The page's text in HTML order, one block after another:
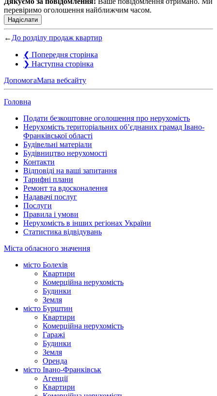
перевіримо оголошення найближчим часом.
Надіслати
← До розділу продаж квартир
❮ Попередня сторінка
❯ Наступна сторінка
ДопомогаМапа вебсайту
Головна
Подати безкоштовне оголошення про нерухомість
Нерухомість територіальних об’єднаних грамад Івано-
Франківської області
Будівельні матеріали
Будівництво нерухомості
Контакти
Відповіді на ваші запитання
Тарифні плани
Ремонт та вдосконалення
Надавачі послуг
Послуги
Правила і умови
Нерухомість в інших регіонах України
Статистика відвідувань
Міста обласного значення
місто Болехів
Квартири
Комерційна нерухомість
Будинки
Земля
місто Бурштин
Квартири
Комерційна нерухомість
Гаражі
Будинки
Земля
Оренда
місто Івано-Франківськ
Агенції
Квартири